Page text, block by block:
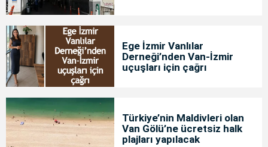
Ege İzmir Vanlılar
Derneği’nden Van-İzmir
uçuşları için çağrı
Türkiye’nin Maldivleri olan
Van Gölü’ne ücretsiz halk
plajları yapılacak